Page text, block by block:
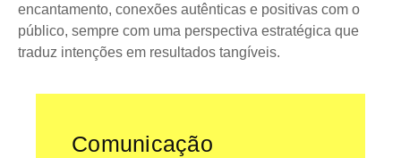
encantamento, conexões autênticas e positivas com o
público, sempre com uma perspectiva estratégica que
traduz intenções em resultados tangíveis.
Comunicação